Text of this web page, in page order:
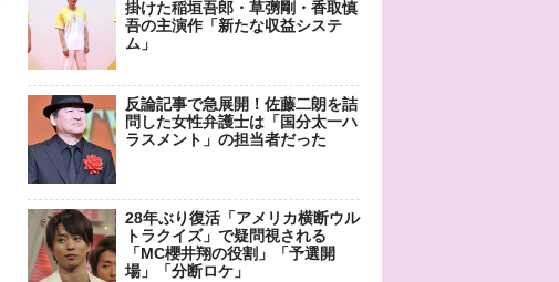
掛けた稲垣吾郎・草彅剛・香取慎
吾の主演作「新たな収益システ
ム」
反論記事で急展開！佐藤二朗を詰
問した女性弁護士は「国分太一ハ
ラスメント」の担当者だった
28年ぶり復活「アメリカ横断ウル
トラクイズ」で疑問視される
「MC櫻井翔の役割」「予選開
場」「分断ロケ」